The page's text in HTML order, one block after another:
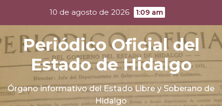
content
10 de agosto de 2026 1:09 am
Periódico Oficial del
Estado de Hidalgo
Órgano informativo del Estado Libre y Soberano de
Hidalgo